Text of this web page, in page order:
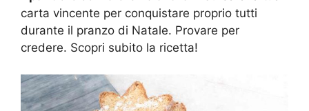
carta vincente per conquistare proprio tutti
durante il pranzo di Natale. Provare per
credere. Scopri subito la ricetta!